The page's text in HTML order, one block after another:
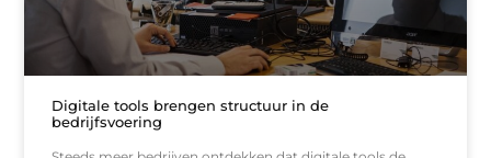
Digitale tools brengen structuur in de
bedrijfsvoering